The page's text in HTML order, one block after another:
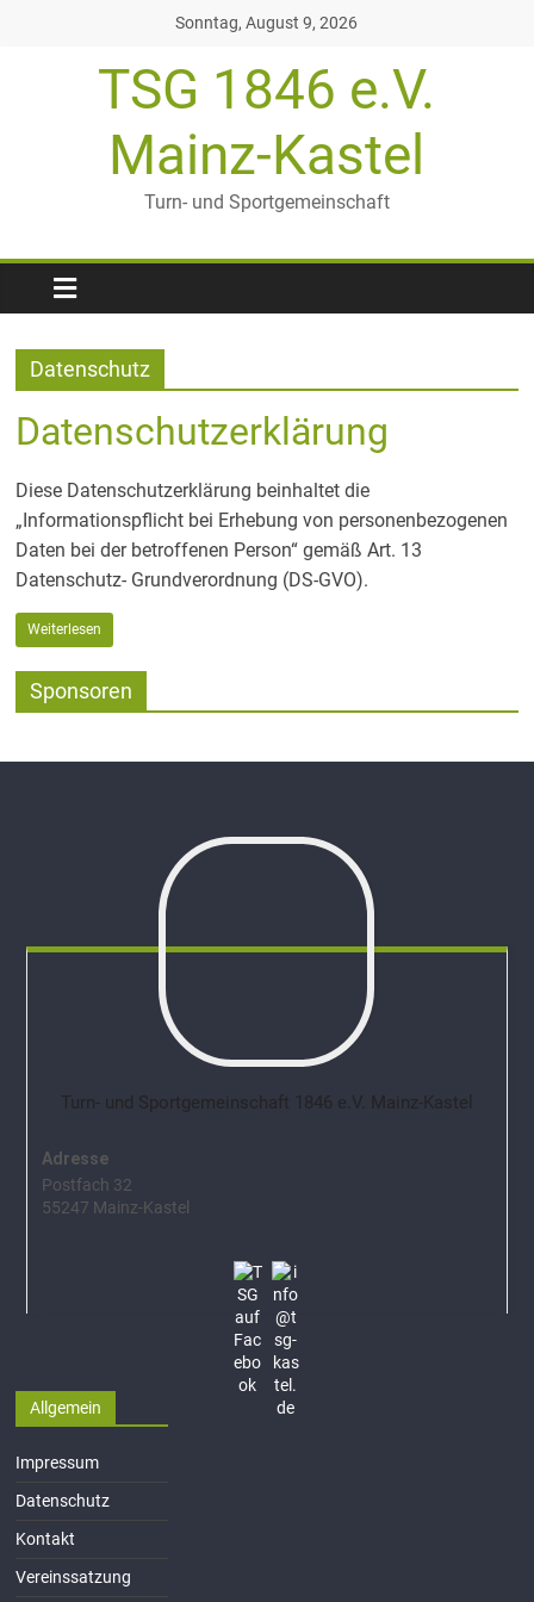
Sonntag, August 9, 2026
TSG 1846 e.V.
Mainz-Kastel
Turn- und Sportgemeinschaft
Datenschutz
Datenschutzerklärung
Diese Datenschutzerklärung beinhaltet die
„Informationspflicht bei Erhebung von personenbezogenen
Daten bei der betroffenen Person“ gemäß Art. 13
Datenschutz- Grundverordnung (DS-GVO).
Weiterlesen
Sponsoren
Turn- und Sportgemeinschaft 1846 e.V. Mainz-Kastel
Adresse
Postfach 32
55247 Mainz-Kastel
Allgemein
Impressum
Datenschutz
Kontakt
Vereinssatzung